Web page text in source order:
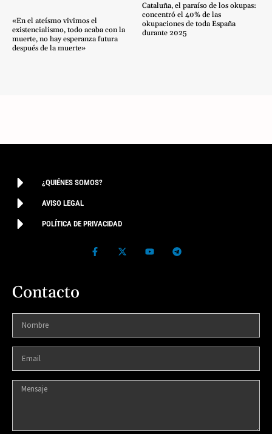
«En el ateísmo vivimos el
existencialismo, todo acaba con la
muerte, no hay esperanza futura
después de la muerte»
Cataluña, el paraíso de los okupas:
concentró el 40% de las
okupaciones de toda España
durante 2025
¿QUIÉNES SOMOS?
AVISO LEGAL
POLÍTICA DE PRIVACIDAD
Contacto